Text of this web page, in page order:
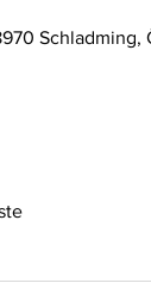
Schladming,